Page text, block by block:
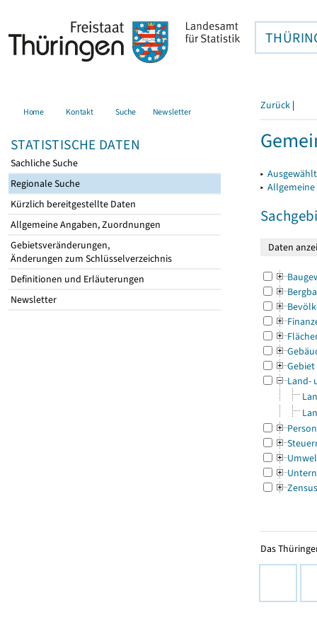
Home Kontakt Suche Newsletter
STATISTISCHE DATEN
Sachliche Suche
Regionale Suche
Kürzlich bereitgestellte Daten
Allgemeine Angaben, Zuordnungen
Gebietsveränderungen,
Änderungen zum Schlüsselverzeichnis
Definitionen und Erläuterungen
Newsletter
Zurück |
▸
▸
Gebiet
Land-
Zensus
Das